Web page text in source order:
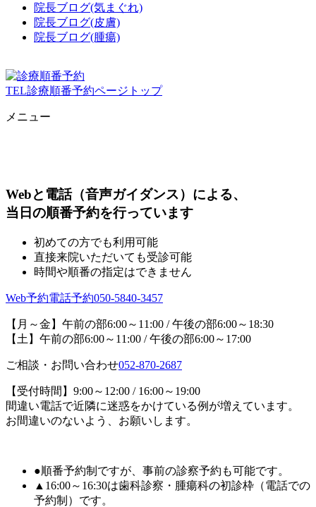
院長ブログ(気まぐれ)
院長ブログ(皮膚)
院長ブログ(腫瘍)
TEL診療順番予約ページトップ
メニュー
Webと電話（音声ガイダンス）による、
当日の順番予約を行っています
初めての方でも利用可能
直接来院いただいても受診可能
時間や順番の指定はできません
Web予約電話予約050-5840-3457
【月～金】午前の部6:00～11:00 / 午後の部6:00～18:30
【土】午前の部6:00～11:00 / 午後の部6:00～17:00
ご相談・お問い合わせ052-870-2687
【受付時間】9:00～12:00 / 16:00～19:00
間違い電話で近隣に迷惑をかけている例が増えています。
お間違いのないよう、お願いします。
●順番予約制ですが、事前の診察予約も可能です。
▲16:00～16:30は歯科診察・腫瘍科の初診枠（電話での
予約制）です。